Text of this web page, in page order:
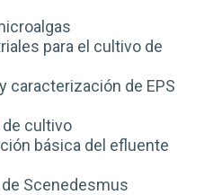
para el cultivo de
caracterización de EPS
de cultivo
básica del efluente
Scenedesmus